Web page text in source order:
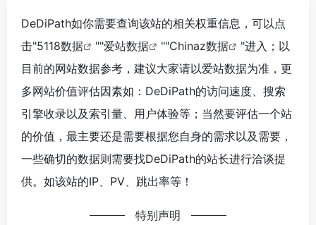
DeDiPath如你需要查询该站的相关权重信息，可以点
击"5118数据 ""爱站数据 ""Chinaz数据
"进入；以
目前的网站数据参考，建议大家请以爱站数据为准，更
多网站价值评估因素如：DeDiPath的访问速度、搜索
引擎收录以及索引量、用户体验等；当然要评估一个站
的价值，最主要还是需要根据您自身的需求以及需要，
一些确切的数据则需要找DeDiPath的站长进行洽谈提
供。如该站的IP、PV、跳出率等！
特别声明